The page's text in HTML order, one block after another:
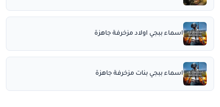
اسماء ببجي اولاد مزخرفة جاهزة
اسماء ببجي بنات مزخرفة جاهزة